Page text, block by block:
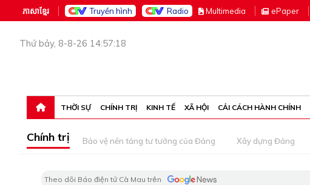
ភាសាខ្មែរ Truyền hình Radio Multimedia ePaper
Thứ bảy, 8-8-26 14:57:18
THỜI SỰ CHÍNH TRỊ KINH TẾ XÃ HỘI CẢI CÁCH HÀNH CHÍNH
Chính trị Bảo vệ nền tảng tư tưởng của Đảng Xây dựng Đảng
Theo dõi Báo điện tử Cà Mau trên